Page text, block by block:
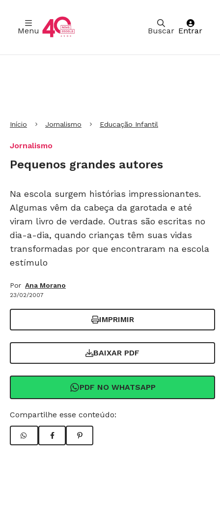
Buscar
Menu Entrar
Início Jornalismo Educação Infantil
Jornalismo
Pequenos grandes autores
Na escola surgem histórias impressionantes.
Algumas vêm da cabeça da garotada e até
viram livro de verdade. Outras são escritas no
dia-a-dia, quando crianças têm suas vidas
transformadas por que encontraram na escola
estímulo
Por Ana Morano
23/02/2007
IMPRIMIR
BAIXAR PDF
PDF NO WHATSAPP
Compartilhe esse conteúdo: